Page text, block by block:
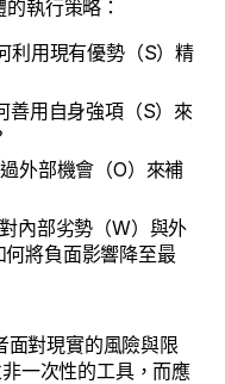
執行策略：
利用現有優勢（S）精
善用自身強項（S）來
外部機會（O）來補
內部劣勢（W）與外
將負面影響降至最
面對現實的風險與限
一次性的工具，而應